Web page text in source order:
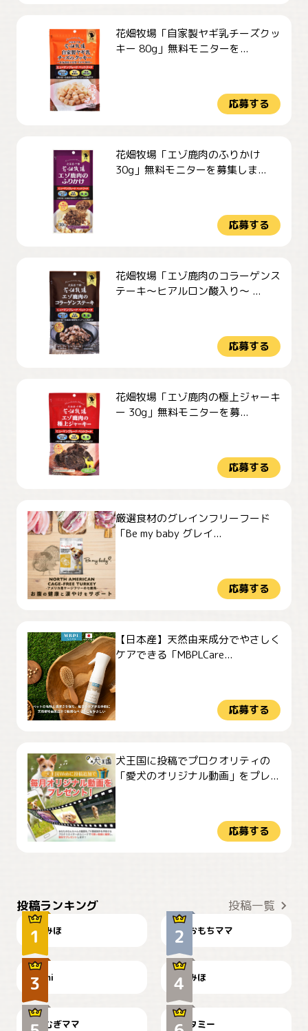
花畑牧場「自家製ヤギ乳チーズクッ
キー 80g」無料モニターを...
応募する
花畑牧場「エゾ鹿肉のふりかけ
30g」無料モニターを募集しま...
応募する
花畑牧場「エゾ鹿肉のコラーゲンス
テーキ～ヒアルロン酸入り～ ...
応募する
花畑牧場「エゾ鹿肉の極上ジャーキ
ー 30g」無料モニターを募...
応募する
厳選食材のグレインフリーフード
「Be my baby グレイ...
応募する
【日本産】天然由来成分でやさしく
ケアできる「MBPLCare...
応募する
犬王国に投稿でプロクオリティの
「愛犬のオリジナル動画」をプレ...
応募する
投稿ランキング 投稿一覧
みほ おもちママ
可愛い？
mi
見てるぞぉ
みほ
🌻とむぎ！
むぎママ
ドーベルマンのお友達邸に
て
タミー